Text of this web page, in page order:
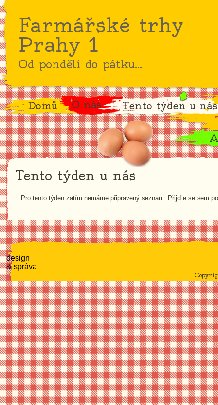
Farmářské trhy
Prahy 1
Od pondělí do pátku...
Domů O nás Tento týden u nás
Tento týden u nás
Pro tento týden zatím nemáme připravený seznam. Přijďte se sem
design
& správa